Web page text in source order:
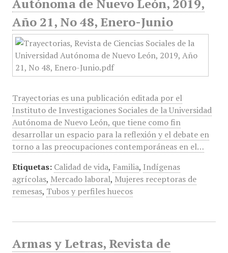
Autónoma de Nuevo León, 2019,
Año 21, No 48, Enero-Junio
Trayectorias es una publicación editada por el
Instituto de Investigaciones Sociales de la Universidad
Autónoma de Nuevo León, que tiene como fin
desarrollar un espacio para la reflexión y el debate en
torno a las preocupaciones contemporáneas en el…
Etiquetas: Calidad de vida, Familia, Indígenas
agrícolas, Mercado laboral, Mujeres receptoras de
remesas, Tubos y perfiles huecos
Armas y Letras, Revista de